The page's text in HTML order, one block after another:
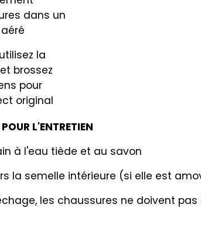
dans un
la
brossez
pour
original
L'ENTRETIEN
à l'eau tiède et au savon
la semelle intérieure (si elle est
les chaussures ne doivent